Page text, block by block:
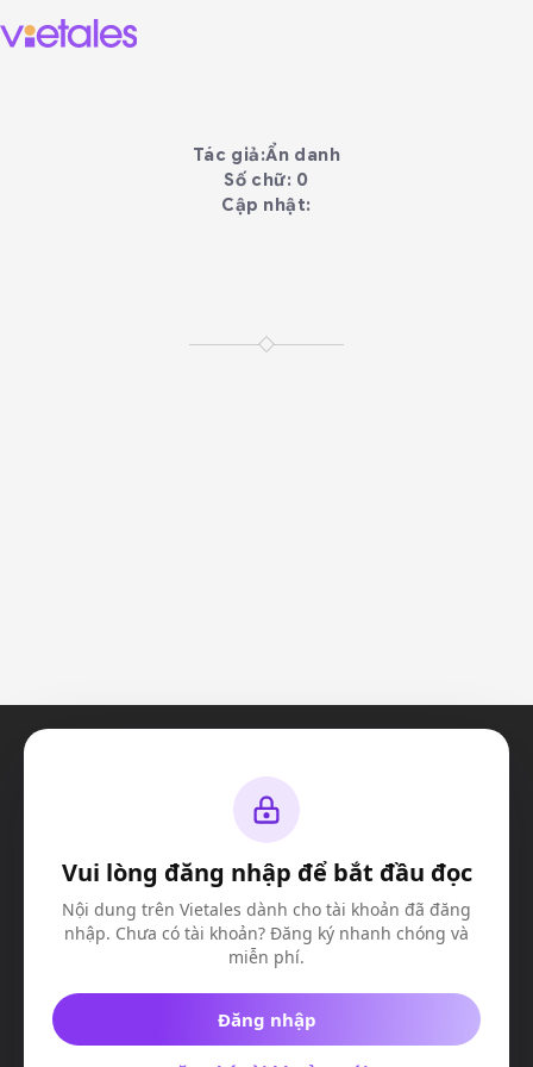
Tác giả:Ẩn danh
Số chữ: 0
Cập nhật:
Vui lòng đăng nhập để bắt đầu đọc
Nội dung trên Vietales dành cho tài khoản đã đăng
nhập. Chưa có tài khoản? Đăng ký nhanh chóng và
miễn phí.
Đăng nhập
© Vietales 2023. All Rights Reserved
Công ty TNHH truyền thông và giải trí VIE-X
MSDN:​ 0317508603
Địa chỉ:Căn K4, Nhà số 9, Đường D13, Khu Valora Fuji, Phường Phước
Long B